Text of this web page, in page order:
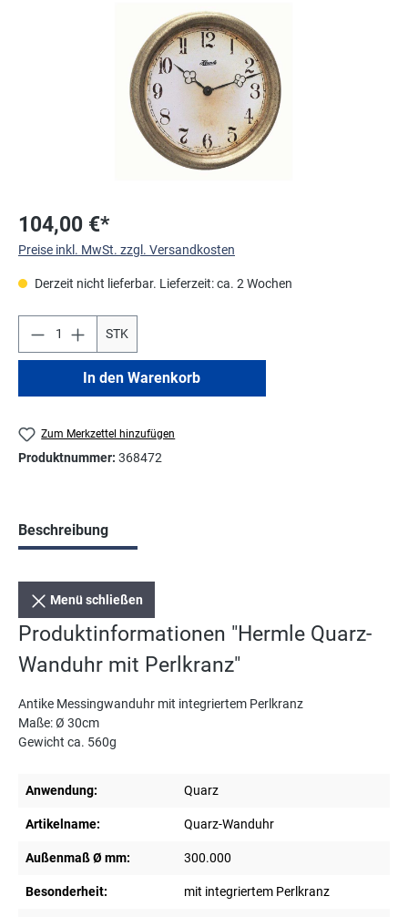
104,00 €*
Preise inkl. MwSt. zzgl. Versandkosten
Derzeit nicht lieferbar. Lieferzeit: ca. 2 Wochen
STK
In den Warenkorb
Zum Merkzettel hinzufügen
Produktnummer: 368472
Beschreibung
Menü schließen
Produktinformationen "Hermle Quarz-
Wanduhr mit Perlkranz"
Antike Messingwanduhr mit integriertem Perlkranz
Maße: Ø 30cm
Gewicht ca. 560g
Anwendung: Quarz
Artikelname: Quarz-Wanduhr
Außenmaß Ø mm: 300.000
Besonderheit: mit integriertem Perlkranz